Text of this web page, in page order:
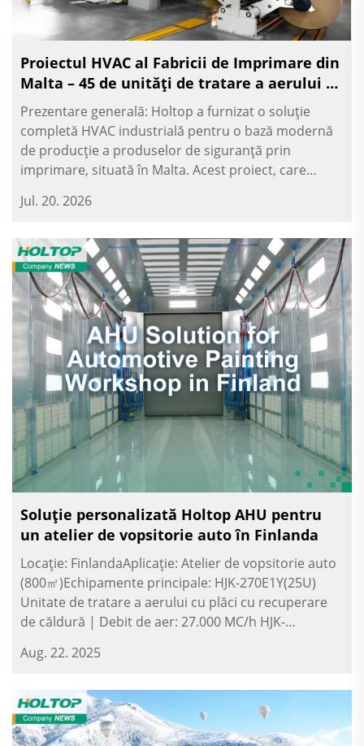
Proiectul HVAC al Fabricii de Imprimare din
Malta – 45 de unități de tratare a aerului cu
recuperare de căldură
Prezentare generală: Holtop a furnizat o soluție
completă HVAC industrială pentru o bază modernă
de producție a produselor de siguranță prin
imprimare, situată în Malta. Acest proiect, care
etape de construcție, a necesitat reglarea precisă a
Jul. 20. 2026
Soluție personalizată Holtop AHU pentru
un atelier de vopsitorie auto în Finlanda
Locație: FinlandaAplicație: Atelier de vopsitorie auto
(800㎡)Echipamente principale: HJK-270E1Y(25U)
Unitate de tratare a aerului cu plăci cu recuperare
de căldură | Debit de aer: 27.000 MC/h HJK-
recuperare de căldură prin circulație de glicol |
Aug. 22. 2025